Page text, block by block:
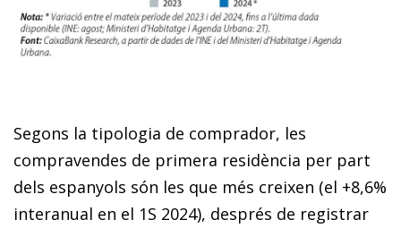
Segons la tipologia de comprador, les
compravendes de primera residència per part
dels espanyols són les que més creixen (el +8,6%
interanual en el 1S 2024), després de registrar